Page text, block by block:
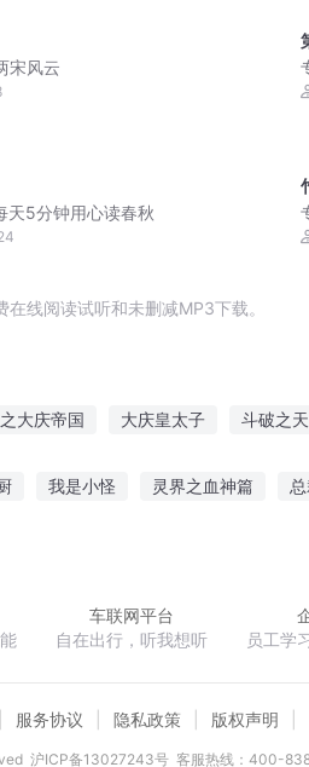
宋风云
天5分钟用心读春秋
线阅读试听和未删减MP3下载。
大庆帝国 大庆皇太子 斗破之
我是小怪 灵界之血神篇
车联网平台
自在出行，听我想听
员工学
服务协议 隐私政策 版权声明
沪ICP备13027243号 客服热线：400-